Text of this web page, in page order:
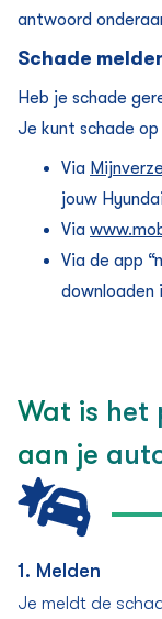
antwoord
Schade
Heb je schade
Je kunt schade
Via
jouw
Via
Via de app
downloaden
Wat is het
aan je
1. Melden
Je meldt de